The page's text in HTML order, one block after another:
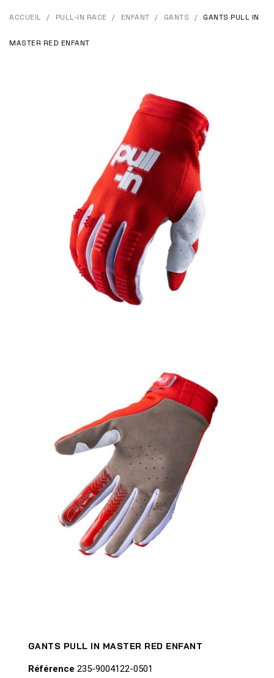
ACCUEIL PULL-IN RACE ENFANT GANTS GANTS PULL IN
MASTER RED ENFANT
GANTS PULL IN MASTER RED ENFANT
Référence 235-9004122-0501